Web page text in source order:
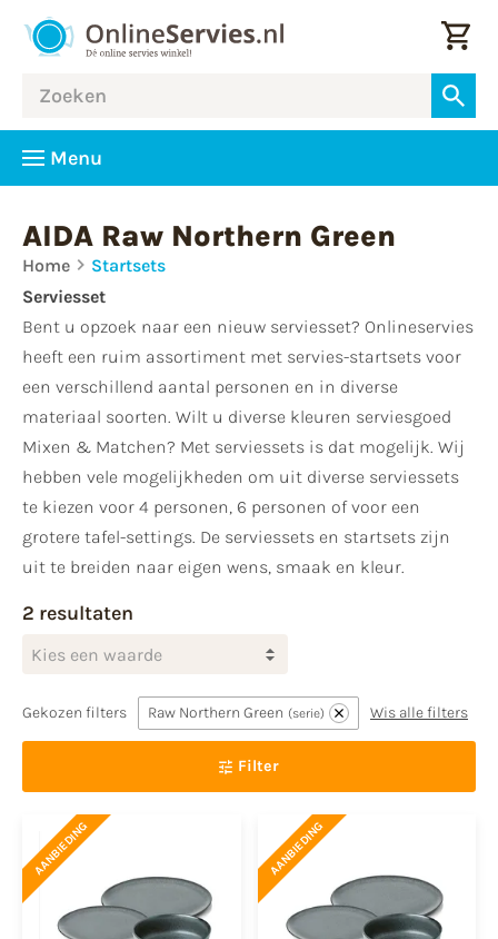
Menu
AIDA Raw Northern Green
Home
Startsets
Serviesset
Bent u opzoek naar een nieuw serviesset? Onlineservies
heeft een ruim assortiment met servies-startsets voor
een verschillend aantal personen en in diverse
materiaal soorten. Wilt u diverse kleuren serviesgoed
Mixen & Matchen? Met serviessets is dat mogelijk. Wij
hebben vele mogelijkheden om uit diverse serviessets
te kiezen voor 4 personen, 6 personen of voor een
grotere tafel-settings. De serviessets en startsets zijn
uit te breiden naar eigen wens, smaak en kleur.
2 resultaten
Kies een waarde
Gekozen filters Raw Northern Green serie Wis alle filters
Filter
AANBIEDING AANBIEDING